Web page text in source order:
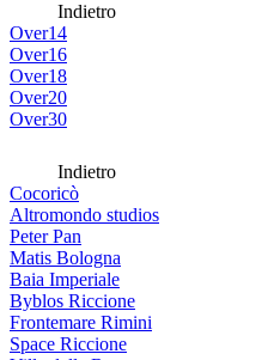
Indietro
Over14
Over16
Over18
Over20
Over30
Indietro
Cocoricò
Altromondo studios
Peter Pan
Matis Bologna
Baia Imperiale
Byblos Riccione
Frontemare Rimini
Space Riccione